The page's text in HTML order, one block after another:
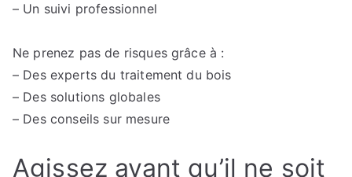
– Un suivi professionnel
Ne prenez pas de risques grâce à :
– Des experts du traitement du bois
– Des solutions globales
– Des conseils sur mesure
Agissez avant qu’il ne soit